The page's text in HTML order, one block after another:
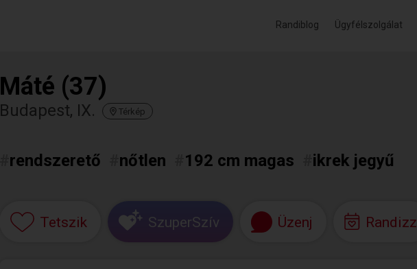
Randiblog Ügyfélszolgálat
Máté (37)
Budapest, IX. Térkép
rendszerető nőtlen 192 cm magas ikrek jegyű
Tetszik SzuperSzív Üzenj Randizz